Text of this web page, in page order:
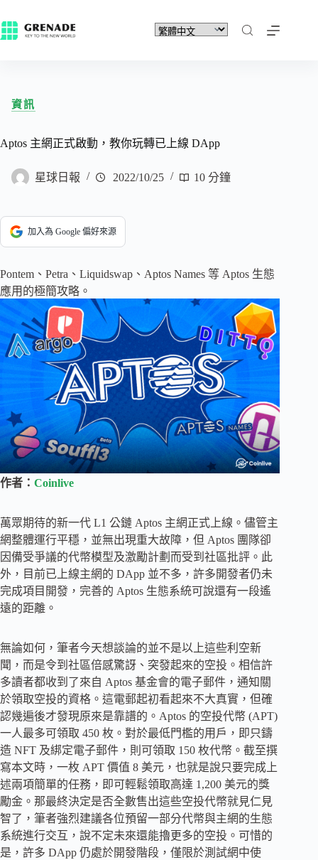
資訊
Aptos 主網正式啟動，教你玩轉已上線 DApp
星球日報 2022/10/25 10 分鐘
加入為 Google 偏好來源
Pontem、Petra、Liquidswap、Aptos Names 等 Aptos 生態
應用的極簡攻略。
作者： Coinlive
萬眾期待的新一代 L1 公鏈 Aptos 主網正式上線。儘管主
網整體運行平穩，並無出現重大故障，但 Aptos 團隊卻
因備受爭議的代幣模型及激勵計劃而受到社區批評。此
外，目前已上線主網的 DApp 並不多，許多開發者仍未
完成項目開發，完善的 Aptos 生態系統可說還有一段遙
遠的距離。
無論如何，筆者今天想談論的並不是以上這些利空新
聞，而是令到社區倍感驚訝、突發起來的空投。相信許
多讀者都收到了來自 Aptos 基金會的電子郵件，通知關
於領取空投的資格。這電郵起初看起來不大真實，但確
認幾遍後才發現原來是靠譜的。Aptos 的空投代幣 (APT)
一人最多可領取 450 枚。對於最低門檻的用戶，即只鑄
造 NFT 及綁定電子郵件，則可領取 150 枚代幣。截至撰
寫本文時，一枚 APT 價值 8 美元，也就是說只要完成上
述兩項簡單的任務，即可輕鬆領取高達 1,200 美元的獎
勵金。那最終決定是否全數售出這些空投代幣就見仁見
智了，筆者強烈建議各位預留一部分代幣與主網的生態
系統進行交互，說不定未來還能擼更多的空投。可惜的
是，許多 DApp 仍處於開發階段，僅限於測試網中使